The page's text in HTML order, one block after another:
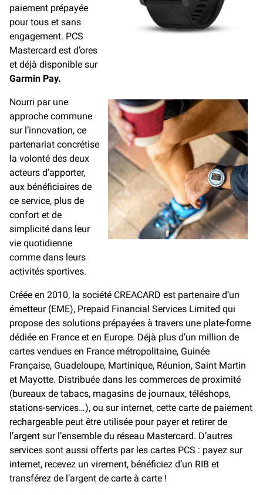
paiement prépayée
pour tous et sans
engagement. PCS
Mastercard est d’ores
et déjà disponible sur
Garmin Pay.
Nourri par une
approche commune
sur l’innovation, ce
partenariat concrétise
la volonté des deux
acteurs d’apporter,
aux bénéficiaires de
ce service, plus de
confort et de
simplicité dans leur
vie quotidienne
comme dans leurs
activités sportives.
Créée en 2010, la société CREACARD est partenaire d’un
émetteur (EME), Prepaid Financial Services Limited qui
propose des solutions prépayées à travers une plate-forme
dédiée en France et en Europe. Déjà plus d’un million de
cartes vendues en France métropolitaine, Guinée
Française, Guadeloupe, Martinique, Réunion, Saint Martin
et Mayotte. Distribuée dans les commerces de proximité
(bureaux de tabacs, magasins de journaux, téléshops,
stations-services…), ou sur internet, cette carte de paiement
rechargeable peut être utilisée pour payer et retirer de
l’argent sur l’ensemble du réseau Mastercard. D’autres
services sont aussi offerts par les cartes PCS : payez sur
internet, recevez un virement, bénéficiez d’un RIB et
transférez de l’argent de carte à carte !